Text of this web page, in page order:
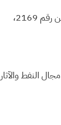
ضرورة اتخاذ خطوات لضمان المساعدات الإنسانية على وجه السرعة وفقاً لقرار مجلس الامن رقم 2169،
في مجال النفط والآثار